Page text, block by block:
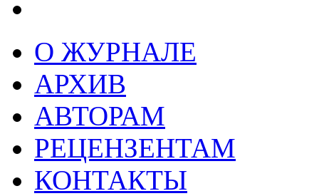
О ЖУРНАЛЕ
АРХИВ
АВТОРАМ
РЕЦЕНЗЕНТАМ
КОНТАКТЫ